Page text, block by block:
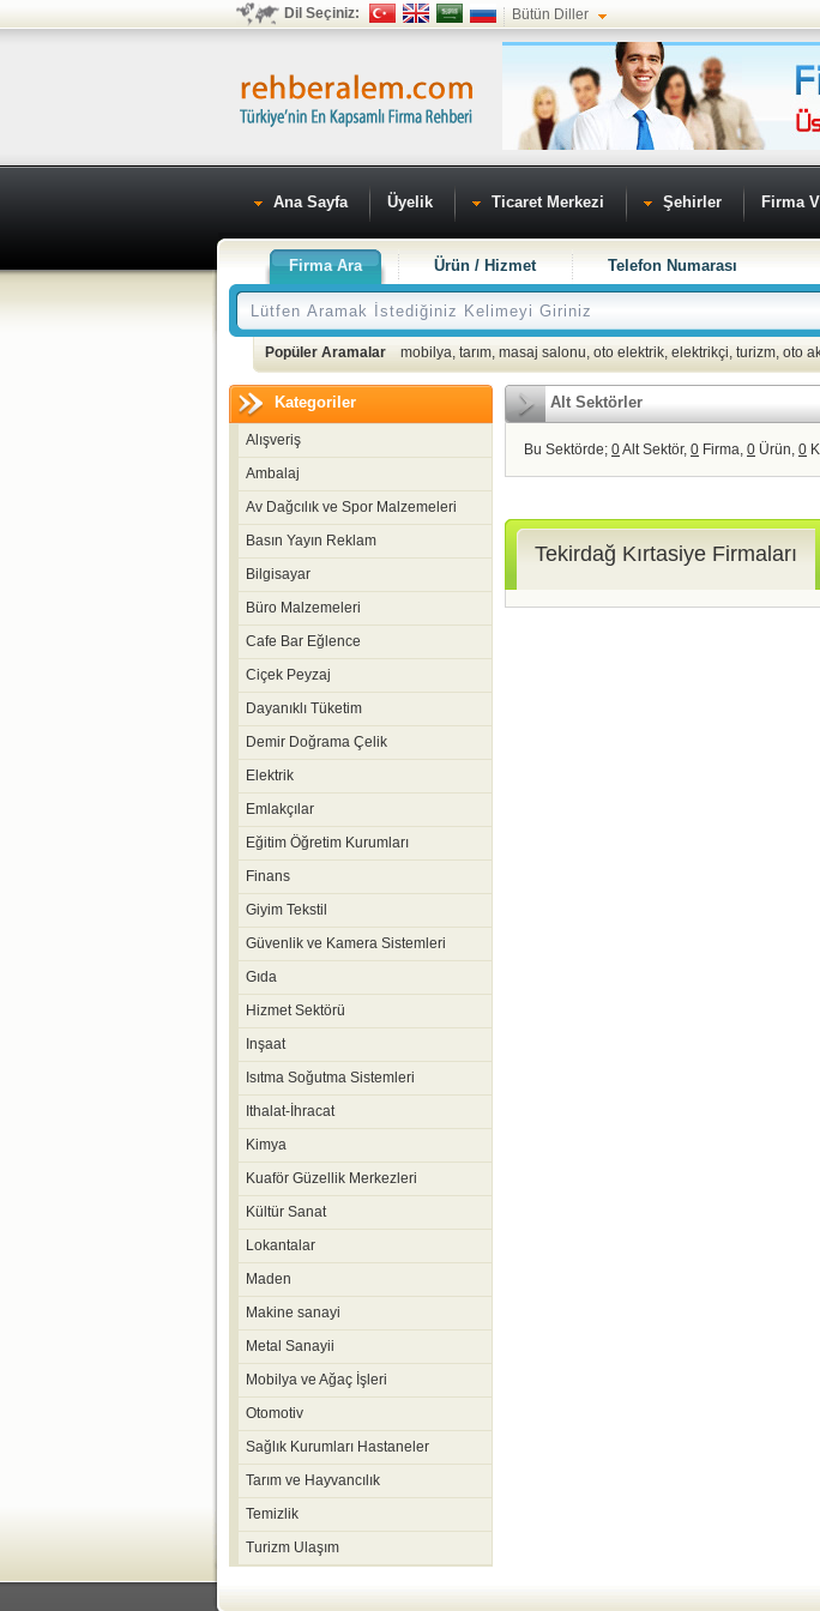
Dil Seçiniz: Bütün Diller
Ana Sayfa Üyelik Ticaret Merkezi Şehirler Firma
Firma Ara Ürün / Hizmet Telefon Numarası
Popüler Aramalar mobilya, tarım, masaj salonu, oto elektrik, elektrikçi, turizm, oto
Kategoriler
Alışveriş
Ambalaj
Av Dağcılık ve Spor Malzemeleri
Basın Yayın Reklam
Bilgisayar
Büro Malzemeleri
Cafe Bar Eğlence
Ciçek Peyzaj
Dayanıklı Tüketim
Demir Doğrama Çelik
Elektrik
Emlakçılar
Eğitim Öğretim Kurumları
Finans
Giyim Tekstil
Güvenlik ve Kamera Sistemleri
Gıda
Hizmet Sektörü
Inşaat
Isıtma Soğutma Sistemleri
Ithalat-İhracat
Kimya
Kuaför Güzellik Merkezleri
Kültür Sanat
Lokantalar
Maden
Makine sanayi
Metal Sanayii
Mobilya ve Ağaç İşleri
Otomotiv
Sağlık Kurumları Hastaneler
Tarım ve Hayvancılık
Temizlik
Turizm Ulaşım
Alt Sektörler
Bu Sektörde; 0Alt Sektör, 0 Firma, 0 Ürün, 0
Tekirdağ Kırtasiye Firmaları